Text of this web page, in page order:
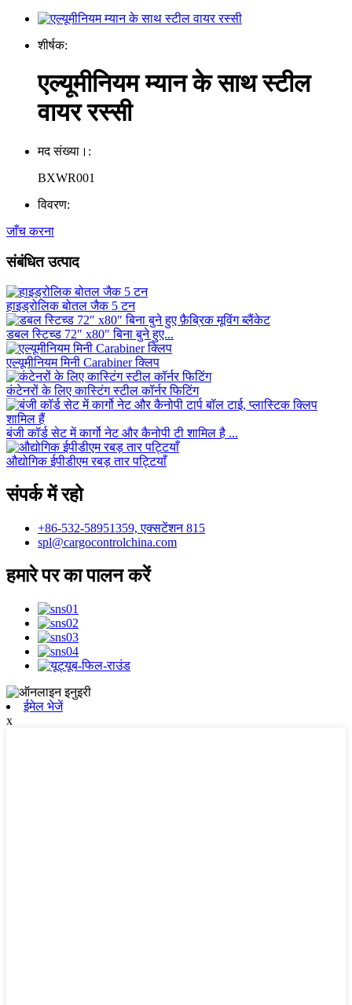
शीर्षक:
एल्यूमीनियम म्यान के साथ स्टील
वायर रस्सी
मद संख्या।:
BXWR001
विवरण:
जाँच करना
संबंधित उत्पाद
हाइड्रोलिक बोतल जैक 5 टन
डबल स्टिच्ड 72″ x80″ बिना बुने हुए...
एल्यूमीनियम मिनी Carabiner क्लिप
कंटेनरों के लिए कास्टिंग स्टील कॉर्नर फिटिंग
बंजी कॉर्ड सेट में कार्गो नेट और कैनोपी टी शामिल है ...
औद्योगिक ईपीडीएम रबड़ तार पट्टियाँ
संपर्क में रहो
+86-532-58951359, एक्सटेंशन 815
spl@cargocontrolchina.com
हमारे पर का पालन करें
ईमेल भेजें
x